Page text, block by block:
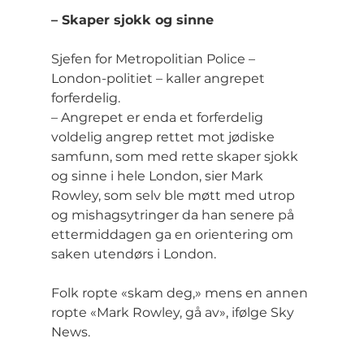
– Skaper sjokk og sinne
Sjefen for Metropolitian Police –
London-politiet – kaller angrepet
forferdelig.
– Angrepet er enda et forferdelig
voldelig angrep rettet mot jødiske
samfunn, som med rette skaper sjokk
og sinne i hele London, sier Mark
Rowley, som selv ble møtt med utrop
og mishagsytringer da han senere på
ettermiddagen ga en orientering om
saken utendørs i London.
Folk ropte «skam deg,» mens en annen
ropte «Mark Rowley, gå av», ifølge Sky
News.